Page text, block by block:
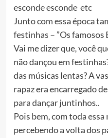
esconde esconde etc
Junto com essa época
festinhas – ”Os famosos
Vai me dizer que, você
não dançou em
das músicas lentas? A
rapaz era encarregado
para dançar juntinhos..
Pois bem, com toda
percebendo a volta dos